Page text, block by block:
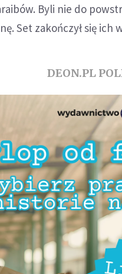
Byli nie do
Set zakończył się ich
DEON.PL